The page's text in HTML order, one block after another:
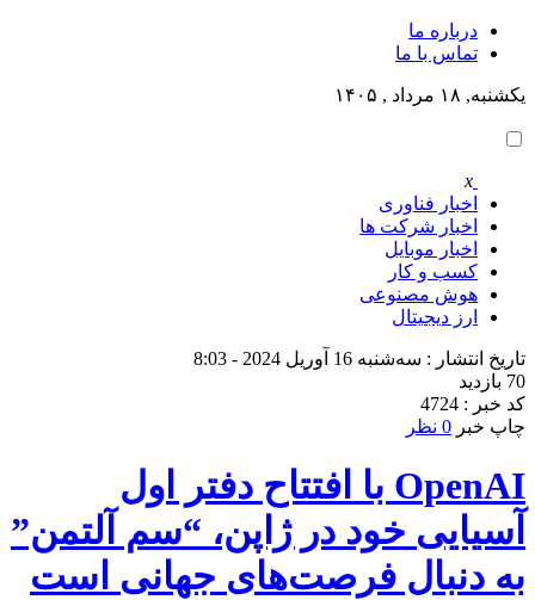
درباره ما
تماس با ما
یکشنبه, ۱۸ مرداد , ۱۴۰۵
x
اخبار فناوری
اخبار شرکت ها
اخبار موبایل
کسب و کار
هوش مصنوعی
ارز دیجیتال
تاریخ انتشار : سه‌شنبه 16 آوریل 2024 - 8:03
70 بازدید
کد خبر : 4724
چاپ خبر 0 نظر
OpenAI با افتتاح دفتر اول
آسیایی خود در ژاپن، “سم آلتمن”
به دنبال فرصت‌های جهانی است